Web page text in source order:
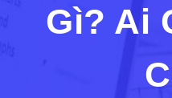
Gì? Ai